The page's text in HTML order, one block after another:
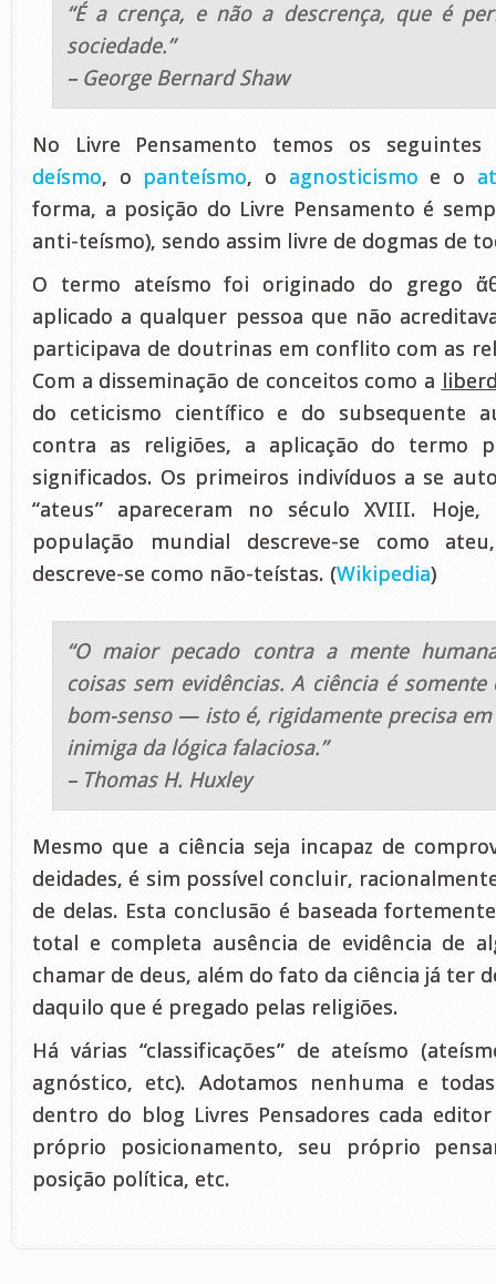
“É a crença, e não a descrença, que é
sociedade.”
– George Bernard Shaw
No Livre Pensamento temos os seguintes
deísmo, o panteísmo, o agnosticismo e o
forma, a posição do Livre Pensamento é
anti-teísmo), sendo assim livre de dogmas de
O termo ateísmo foi originado do grego
aplicado a qualquer pessoa que não
participava de doutrinas em conflito com as
Com a disseminação de conceitos como a
do ceticismo científico e do subsequente
contra as religiões, a aplicação do termo
significados. Os primeiros indivíduos a se
“ateus” apareceram no século XVIII.
população mundial descreve-se como
descreve-se como não-teístas. (Wikipedia)
“O maior pecado contra a mente
coisas sem evidências. A ciência é
bom-senso — isto é, rigidamente precisa em
inimiga da lógica falaciosa.”
– Thomas H. Huxley
Mesmo que a ciência seja incapaz de
deidades, é sim possível concluir,
de delas. Esta conclusão é baseada
total e completa ausência de evidência de
chamar de deus, além do fato da ciência já ter
daquilo que é pregado pelas religiões.
Há várias “classificações” de ateísmo
agnóstico, etc). Adotamos nenhuma e
dentro do blog Livres Pensadores cada
próprio posicionamento, seu próprio
posição política, etc.